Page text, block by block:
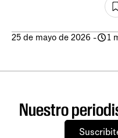
25 de mayo de 2026 - 1
Nuestro